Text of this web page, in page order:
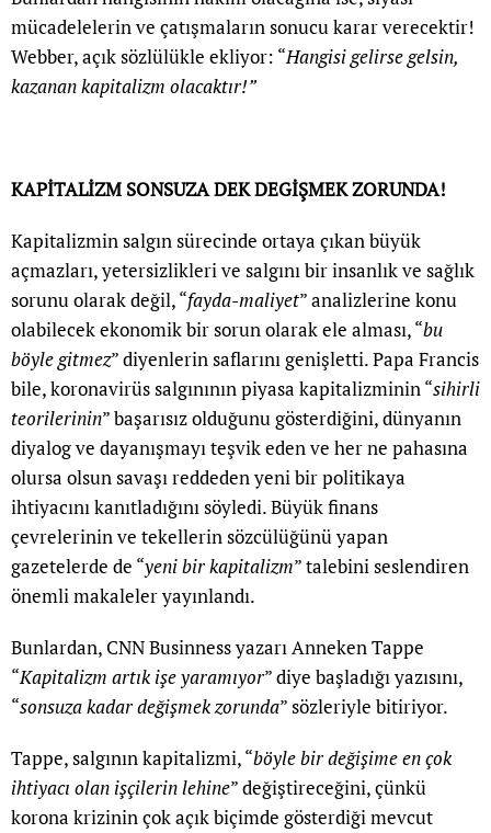
mücadelelerin ve çatışmaların sonucu karar verecektir!
Webber, açık sözlülükle ekliyor: “Hangisi gelirse gelsin,
kazanan kapitalizm olacaktır!”
KAPİTALİZM SONSUZA DEK DEGİŞMEK ZORUNDA!
Kapitalizmin salgın sürecinde ortaya çıkan büyük
açmazları, yetersizlikleri ve salgını bir insanlık ve sağlık
sorunu olarak değil, “fayda-maliyet” analizlerine konu
olabilecek ekonomik bir sorun olarak ele alması, “bu
böyle gitmez” diyenlerin saflarını genişletti. Papa Francis
bile, koronavirüs salgınının piyasa kapitalizminin “sihirli
teorilerinin” başarısız olduğunu gösterdiğini, dünyanın
diyalog ve dayanışmayı teşvik eden ve her ne pahasına
olursa olsun savaşı reddeden yeni bir politikaya
ihtiyacını kanıtladığını söyledi. Büyük finans
çevrelerinin ve tekellerin sözcülüğünü yapan
gazetelerde de “yeni bir kapitalizm” talebini seslendiren
önemli makaleler yayınlandı.
Bunlardan, CNN Businness yazarı Anneken Tappe
“Kapitalizm artık işe yaramıyor” diye başladığı yazısını,
“sonsuza kadar değişmek zorunda” sözleriyle bitiriyor.
Tappe, salgının kapitalizmi, “böyle bir değişime en çok
ihtiyacı olan işçilerin lehine” değiştireceğini, çünkü
korona krizinin çok açık biçimde gösterdiği mevcut